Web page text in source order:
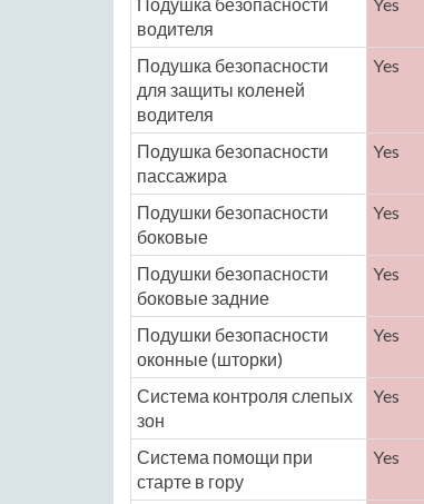
водителя
Подушка безопасности
для защиты коленей
водителя
Yes
Подушка безопасности
пассажира
Yes
Подушки безопасности
боковые
Yes
Подушки безопасности
боковые задние
Yes
Подушки безопасности
оконные (шторки)
Yes
Система контроля слепых
зон
Yes
Система помощи при
старте в гору
Yes